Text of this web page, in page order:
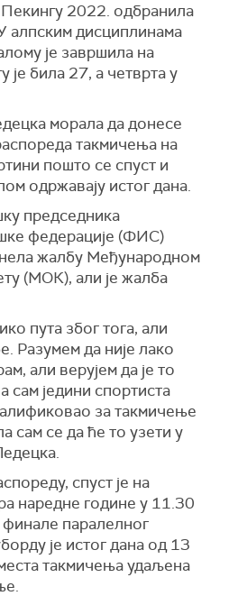
2022. одбранила
алпским дисциплинама
је завршила на
је била 27, а четврта у
морала да донесе
такмичења на
пошто се спуст и
одржавају истог дана.
председника
федерације (ФИС)
жалбу Међународном
(МОК), али је жалба
пута због тога, али
Разумем да није лако
али верујем да је то
сам једини спортиста
за такмичење
сам се да ће то узети у
спуст је на
наредне године у 11.30
паралелног
је истог дана од 13
такмичења удаљена